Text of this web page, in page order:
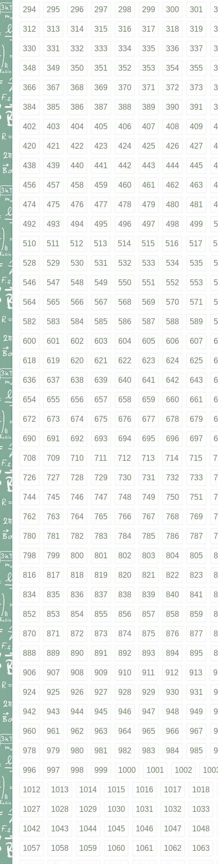
294 295 296 297 298 299 300 301
312 313 314 315 316 317 318 319
330 331 332 333 334 335 336 337
348 349 350 351 352 353 354 355
366 367 368 369 370 371 372 373
384 385 386 387 388 389 390 391
402 403 404 405 406 407 408 409
420 421 422 423 424 425 426 427
438 439 440 441 442 443 444 445
456 457 458 459 460 461 462 463
474 475 476 477 478 479 480 481
492 493 494 495 496 497 498 499
510 511 512 513 514 515 516 517
528 529 530 531 532 533 534 535
546 547 548 549 550 551 552 553
564 565 566 567 568 569 570 571
582 583 584 585 586 587 588 589
600 601 602 603 604 605 606 607
618 619 620 621 622 623 624 625
636 637 638 639 640 641 642 643
654 655 656 657 658 659 660 661
672 673 674 675 676 677 678 679
690 691 692 693 694 695 696 697
708 709 710 711 712 713 714 715
726 727 728 729 730 731 732 733
744 745 746 747 748 749 750 751
762 763 764 765 766 767 768 769
780 781 782 783 784 785 786 787
798 799 800 801 802 803 804 805
816 817 818 819 820 821 822 823
834 835 836 837 838 839 840 841
852 853 854 855 856 857 858 859
870 871 872 873 874 875 876 877
888 889 890 891 892 893 894 895
906 907 908 909 910 911 912 913
924 925 926 927 928 929 930 931
942 943 944 945 946 947 948 949
960 961 962 963 964 965 966 967
978 979 980 981 982 983 984 985
996 997 998 999 1000 1001 1002
1012 1013 1014 1015 1016 1017 1018
1027 1028 1029 1030 1031 1032 1033
1042 1043 1044 1045 1046 1047 1048
1057 1058 1059 1060 1061 1062 1063